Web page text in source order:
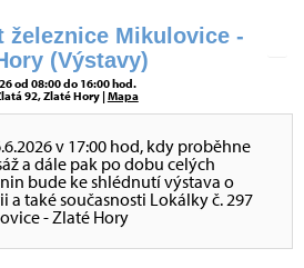
železnice Mikulovice -
(Výstavy)
od 08:00 do 16:00 hod.
92, Zlaté Hory |Mapa
v 17:00 hod, kdy proběhne
a dále pak po dobu celých
bude ke shlédnutí výstava o
a také současnosti Lokálky č. 297
- Zlaté Hory